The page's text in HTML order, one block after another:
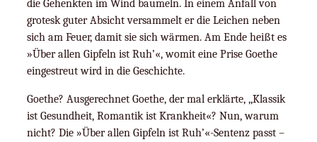
die Gehenkten im Wind baumeln. In einem Anfall von
grotesk guter Absicht versammelt er die Leichen neben
sich am Feuer, damit sie sich wärmen. Am Ende heißt es
»Über allen Gipfeln ist Ruh’«, womit eine Prise Goethe
eingestreut wird in die Geschichte.
Goethe? Ausgerechnet Goethe, der mal erklärte, ,,Klassik
ist Gesundheit, Romantik ist Krankheit«? Nun, warum
nicht? Die »Über allen Gipfeln ist Ruh’«-Sentenz passt –